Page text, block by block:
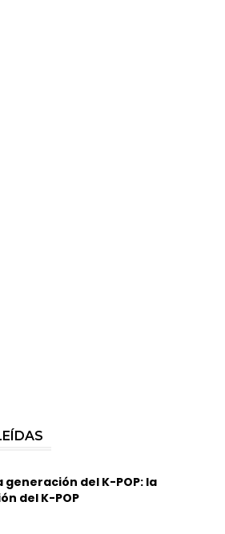
generación del K-POP: la
del K-POP